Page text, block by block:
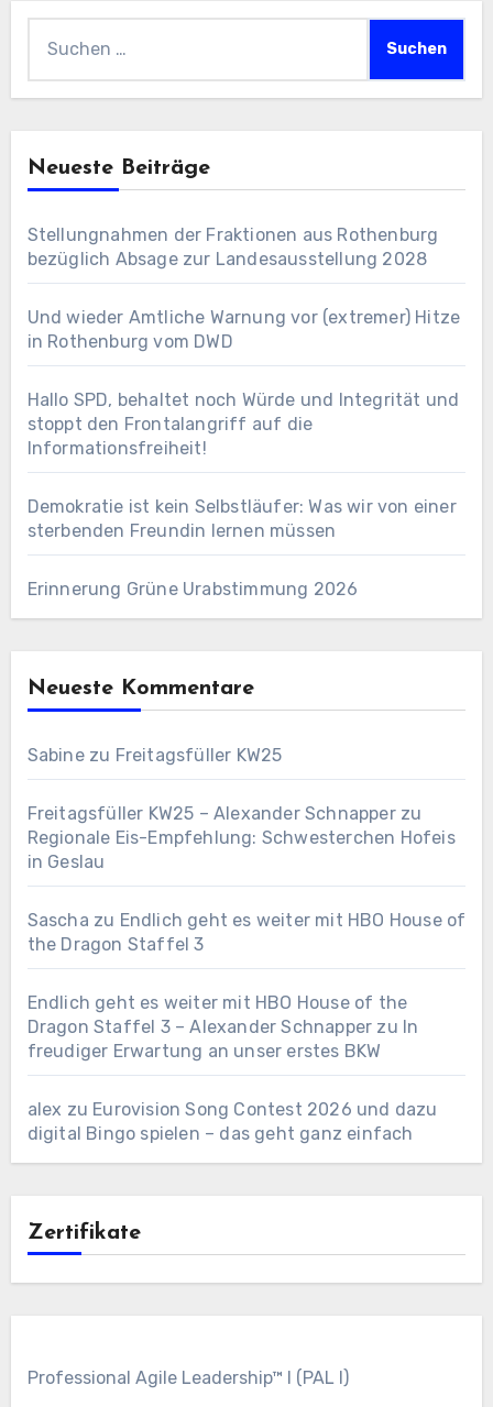
Neueste Beiträge
Stellungnahmen der Fraktionen aus Rothenburg
bezüglich Absage zur Landesausstellung 2028
Und wieder Amtliche Warnung vor (extremer) Hitze
in Rothenburg vom DWD
Hallo SPD, behaltet noch Würde und Integrität und
stoppt den Frontalangriff auf die
Informationsfreiheit!
Demokratie ist kein Selbstläufer: Was wir von einer
sterbenden Freundin lernen müssen
Erinnerung Grüne Urabstimmung 2026
Neueste Kommentare
Sabinezu Freitagsfüller KW25
Freitagsfüller KW25 – Alexander Schnapperzu
Regionale Eis-Empfehlung: Schwesterchen Hofeis
in Geslau
Sascha zu Endlich geht es weiter mit HBO House of
the Dragon Staffel 3
Endlich geht es weiter mit HBO House of the
Dragon Staffel 3 – Alexander Schnapper zu In
freudiger Erwartung an unser erstes BKW
alex zu Eurovision Song Contest 2026 und dazu
digital Bingo spielen – das geht ganz einfach
Zertifikate
Professional Agile Leadership™ I (PAL I)